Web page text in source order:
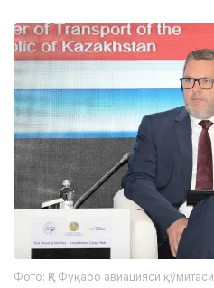
Фото: ҚР Фуқаро авиацияси қўмитаси